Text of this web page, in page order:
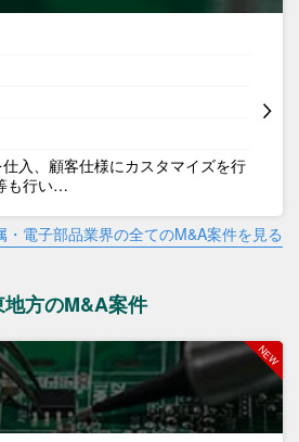
仕入、顧客仕様にカスタマイズを行
も行い…
・電子部品業界の全てのM&A案件を見る
地方のM&A案件